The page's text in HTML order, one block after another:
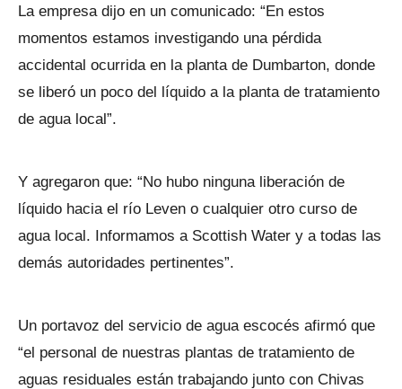
La empresa dijo en un comunicado: “En estos
momentos estamos investigando una pérdida
accidental ocurrida en la planta de Dumbarton, donde
se liberó un poco del líquido a la planta de tratamiento
de agua local”.
Y agregaron que: “No hubo ninguna liberación de
líquido hacia el río Leven o cualquier otro curso de
agua local. Informamos a Scottish Water y a todas las
demás autoridades pertinentes”.
Un portavoz del servicio de agua escocés afirmó que
“el personal de nuestras plantas de tratamiento de
aguas residuales están trabajando junto con Chivas